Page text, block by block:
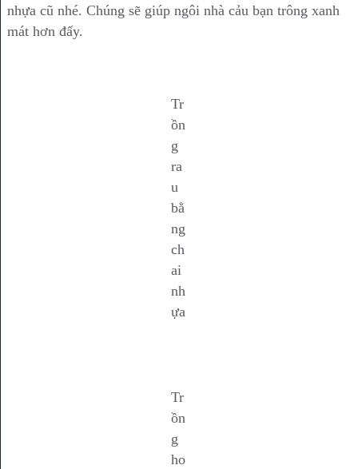
nhựa cũ nhé. Chúng sẽ giúp ngôi nhà cảu bạn trông xanh
mát hơn đấy.
Tr
ồn
g
ra
u
bằ
ng
ch
ai
nh
ựa
Tr
ồn
g
ho